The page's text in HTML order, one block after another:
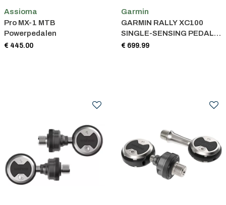
Assioma
Pro MX-1 MTB
Powerpedalen
€ 445.00
Garmin
GARMIN RALLY XC100
SINGLE-SENSING PEDAL
POWER METER
€ 699.99